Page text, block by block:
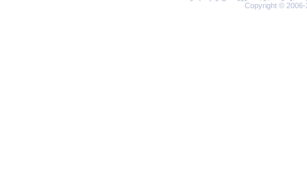
Copyright © 2006-